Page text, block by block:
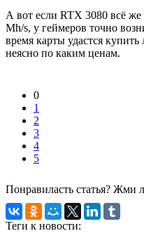
А вот если RTX 3080 всё же
Mh/s, у геймеров точно
время карты удастся
неясно по каким ценам.
0
1
2
3
4
5
Понравиласть статья? Жми
Теги к новости: